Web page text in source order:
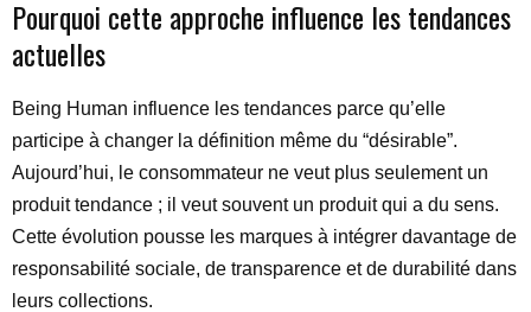
Pourquoi cette approche influence les tendances
actuelles
Being Human influence les tendances parce qu’elle
participe à changer la définition même du “désirable”.
Aujourd’hui, le consommateur ne veut plus seulement un
produit tendance ; il veut souvent un produit qui a du sens.
Cette évolution pousse les marques à intégrer davantage de
responsabilité sociale, de transparence et de durabilité dans
leurs collections.